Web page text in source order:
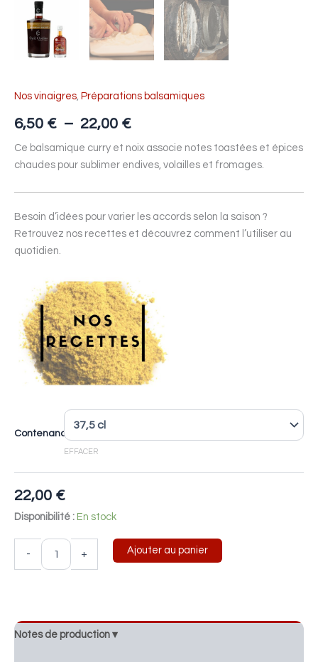
Nos vinaigres Préparations balsamiques
6,50 € – 22,00 €
Ce balsamique curry et noix associe notes toastées et épices
chaudes pour sublimer endives, volailles et fromages.
Besoin d’idées pour varier les accords selon la saison ?
Retrouvez nos recettes et découvrez comment l’utiliser au
quotidien.
Contenance
EFFACER
22,00 €
Disponibilité : En stock
- + Ajouter au panier
Notes de production ▾